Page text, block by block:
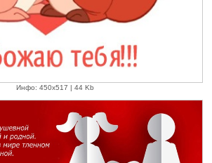
Инфо: 450х517 | 44 Kb